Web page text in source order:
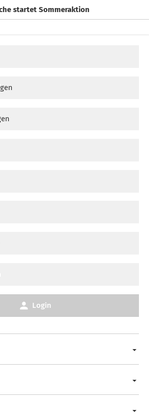
startet Sommeraktion
Login